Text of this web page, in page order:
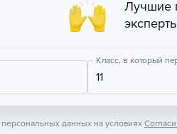
Лучшие
Класс, в который
11
данных на условиях